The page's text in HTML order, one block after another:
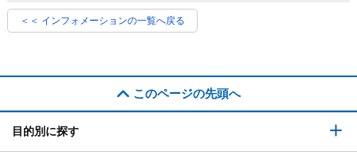
＜＜ インフォメーションの一覧へ戻る
このページの先頭へ
目的別に探す